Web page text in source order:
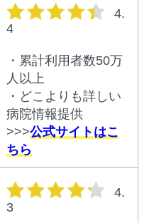
星の数
4.
4
・累計利用者数50万
人以上
・どこよりも詳しい
病院情報提供
>>>公式サイトはこ
ちら
星の数
4.
3